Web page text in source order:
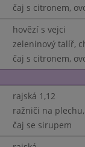
čaj s citronem,
hovězí s vejci
zeleninový talíř,
čaj s citronem,
rajská 1,12
ražniči na
čaj se sirupem